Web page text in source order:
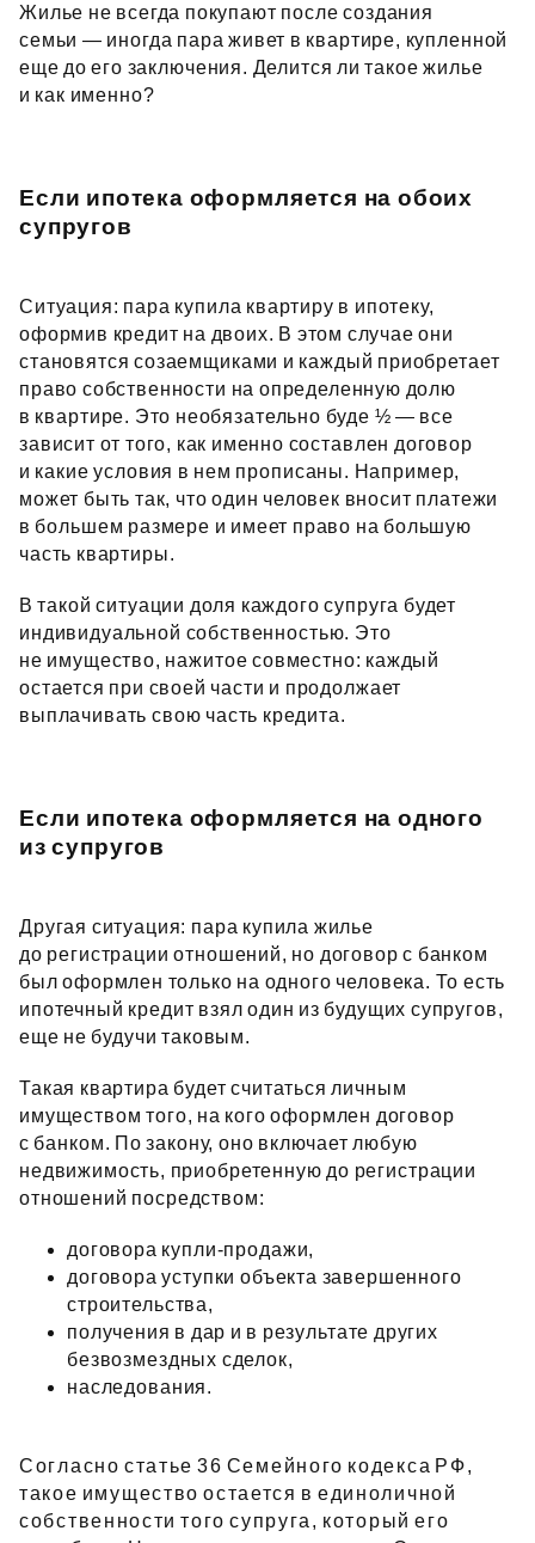
Жилье не всегда покупают после создания
семьи — иногда пара живет в квартире, купленной
еще до его заключения. Делится ли такое жилье
и как именно?
Если ипотека оформляется на обоих
супругов
Ситуация: пара купила квартиру в ипотеку,
оформив кредит на двоих. В этом случае они
становятся созаемщиками и каждый приобретает
право собственности на определенную долю
в квартире. Это необязательно буде ½ — все
зависит от того, как именно составлен договор
и какие условия в нем прописаны. Например,
может быть так, что один человек вносит платежи
в большем размере и имеет право на большую
часть квартиры.
В такой ситуации доля каждого супруга будет
индивидуальной собственностью. Это
не имущество, нажитое совместно: каждый
остается при своей части и продолжает
выплачивать свою часть кредита.
Если ипотека оформляется на одного
из супругов
Другая ситуация: пара купила жилье
до регистрации отношений, но договор с банком
был оформлен только на одного человека. То есть
ипотечный кредит взял один из будущих супругов,
еще не будучи таковым.
Такая квартира будет считаться личным
имуществом того, на кого оформлен договор
с банком. По закону, оно включает любую
недвижимость, приобретенную до регистрации
отношений посредством:
договора купли‑продажи,
договора уступки объекта завершенного
строительства,
получения в дар и в результате других
безвозмездных сделок,
наследования.
Согласно статье 36 Семейного кодекса РФ,
такое имущество остается в единоличной
собственности того супруга, который его